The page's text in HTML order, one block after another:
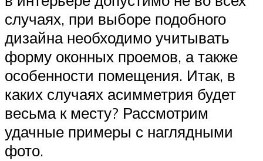
случаях, при выборе подобного
дизайна необходимо учитывать
форму оконных проемов, а также
особенности помещения. Итак, в
каких случаях асимметрия будет
весьма к месту? Рассмотрим
удачные примеры с наглядными
фото.